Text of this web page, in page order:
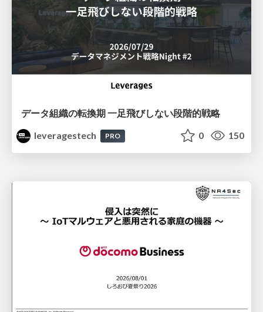
データ組織の転換期 一足飛びしない段階的戦略
leveragestech
PRO 0 150